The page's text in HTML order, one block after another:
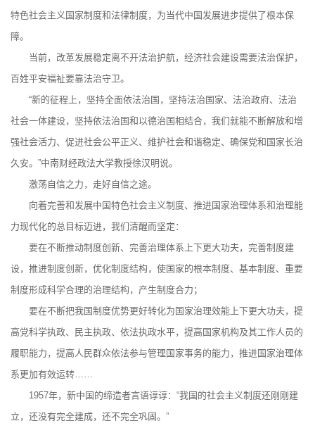
特色社会主义国家制度和法律制度，为当代中国发展进步提供了根本保
障。
当前，改革发展稳定离不开法治护航，经济社会建设需要法治保护，
百姓平安福祉要靠法治守卫。
“新的征程上，坚持全面依法治国，坚持法治国家、法治政府、法治
社会一体建设，坚持依法治国和以德治国相结合，我们就能不断解放和增
强社会活力、促进社会公平正义、维护社会和谐稳定、确保党和国家长治
久安。”中南财经政法大学教授徐汉明说。
激荡自信之力，走好自信之途。
向着完善和发展中国特色社会主义制度、推进国家治理体系和治理能
力现代化的总目标迈进，我们清醒而坚定：
要在不断推动制度创新、完善治理体系上下更大功夫，完善制度建
设，推进制度创新，优化制度结构，使国家的根本制度、基本制度、重要
制度形成科学合理的治理结构，产生制度合力；
要在不断把我国制度优势更好转化为国家治理效能上下更大功夫，提
高党科学执政、民主执政、依法执政水平，提高国家机构及其工作人员的
履职能力，提高人民群众依法参与管理国家事务的能力，推进国家治理体
系更加有效运转……
1957年，新中国的缔造者言语谆谆：“我国的社会主义制度还刚刚建
立，还没有完全建成，还不完全巩固。”